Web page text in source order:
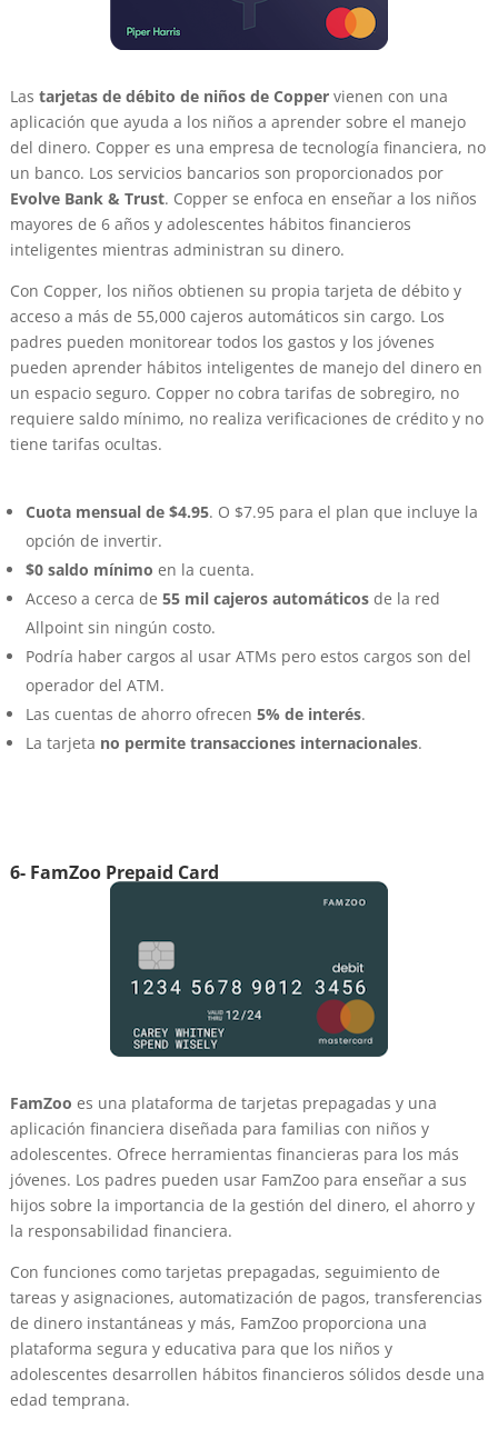
Las tarjetas de débito de niños de Coppervienen con una
aplicación que ayuda a los niños a aprender sobre el manejo
del dinero. Copper es una empresa de tecnología financiera, no
un banco. Los servicios bancarios son proporcionados por
Evolve Bank & Trust. Copper se enfoca en enseñar a los niños
mayores de 6 años y adolescentes hábitos financieros
inteligentes mientras administran su dinero.
Con Copper, los niños obtienen su propia tarjeta de débito y
acceso a más de 55,000 cajeros automáticos sin cargo. Los
padres pueden monitorear todos los gastos y los jóvenes
pueden aprender hábitos inteligentes de manejo del dinero en
un espacio seguro. Copper no cobra tarifas de sobregiro, no
requiere saldo mínimo, no realiza verificaciones de crédito y no
tiene tarifas ocultas.
Cuota mensual de $4.95. O $7.95 para el plan que incluye la
opción de invertir.
$0 saldo mínimo en la cuenta.
Acceso a cerca de 55 mil cajeros automáticosde la red
Allpoint sin ningún costo.
Podría haber cargos al usar ATMs pero estos cargos son del
operador del ATM.
Las cuentas de ahorro ofrecen 5% de interés.
La tarjeta no permite transacciones internacionales.
6- FamZoo Prepaid Card
FamZoo es una plataforma de tarjetas prepagadas y una
aplicación financiera diseñada para familias con niños y
adolescentes. Ofrece herramientas financieras para los más
jóvenes. Los padres pueden usar FamZoo para enseñar a sus
hijos sobre la importancia de la gestión del dinero, el ahorro y
la responsabilidad financiera.
Con funciones como tarjetas prepagadas, seguimiento de
tareas y asignaciones, automatización de pagos, transferencias
de dinero instantáneas y más, FamZoo proporciona una
plataforma segura y educativa para que los niños y
adolescentes desarrollen hábitos financieros sólidos desde una
edad temprana.